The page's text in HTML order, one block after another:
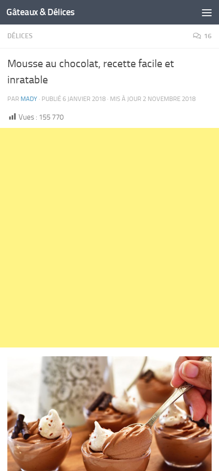
Gâteaux & Délices
DÉLICES 16
Mousse au chocolat, recette facile et
inratable
PAR MADY · PUBLIÉ 6 JANVIER 2018 · MIS À JOUR 2 NOVEMBRE 2018
Vues : 155 770